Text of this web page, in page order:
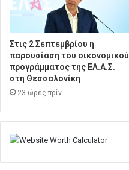
Στις 2 Σεπτεμβρίου η
παρουσίαση του οικονομικού
προγράμματος της ΕΛ.Α.Σ.
στη Θεσσαλονίκη
23 ώρες πρίν